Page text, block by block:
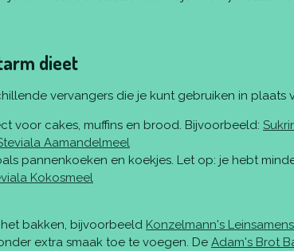
dieet
vervangers die je kunt gebruiken in plaats
voor cakes, muffins en brood. Bijvoorbeeld:
Aamandelmeel
pannenkoeken en koekjes. Let op: je hebt
Kokosmeel
bakken, bijvoorbeeld Konzelmann's
extra smaak toe te voegen. De Adam's Brot